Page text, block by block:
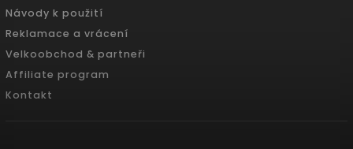
Návody k použití
Reklamace a vrácení
Velkoobchod & partneři
Affiliate program
Kontakt